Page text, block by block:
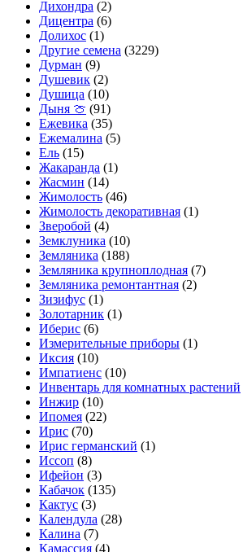
Дихондра (2)
Дицентра (6)
Долихос (1)
Другие семена (3229)
Дурман (9)
Душевик (2)
Душица (10)
Дыня 🍈 (91)
Ежевика (35)
Ежемалина (5)
Ель (15)
Жакаранда (1)
Жасмин (14)
Жимолость (46)
Жимолость декоративная (1)
Зверобой (4)
Земклуника (10)
Земляника (188)
Земляника крупноплодная (7)
Земляника ремонтантная (2)
Зизифус (1)
Золотарник (1)
Иберис (6)
Измерительные приборы (1)
Иксия (10)
Импатиенс (10)
Инвентарь для комнатных растений
Инжир (10)
Ипомея (22)
Ирис (70)
Ирис германский (1)
Иссоп (8)
Ифейон (3)
Кабачок (135)
Кактус (3)
Календула (28)
Калина (7)
Камассия (4)